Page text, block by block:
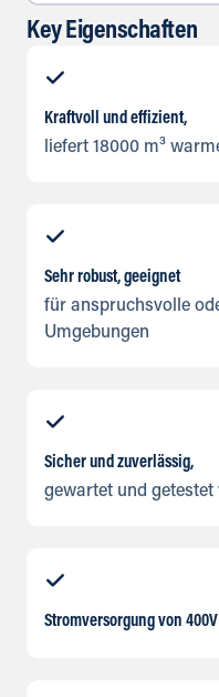
Key Eigenschaften
Kraftvoll und effizient,
liefert 18000 m³
Sehr robust, geeignet
für anspruchsvolle
Umgebungen
Sicher und zuverlässig,
gewartet und getestet
Stromversorgung von 400V